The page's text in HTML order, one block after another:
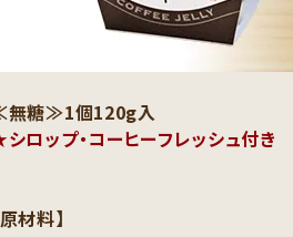
糖≫1個120g入
ロップ・コーヒーフレッシュ付き
原材料】